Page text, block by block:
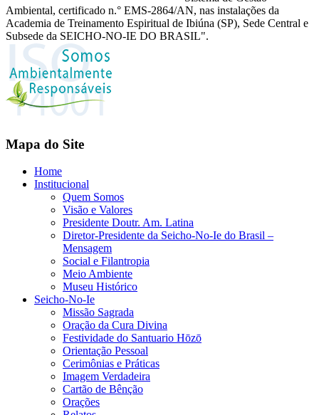
Ambiental, certificado n.° EMS-2864/AN, nas instalações da
Academia de Treinamento Espiritual de Ibiúna (SP), Sede Central e
Subsede da SEICHO-NO-IE DO BRASIL".
Mapa do Site
Home
Institucional
Quem Somos
Visão e Valores
Presidente Doutr. Am. Latina
Diretor-Presidente da Seicho-No-Ie do Brasil –
Mensagem
Social e Filantropia
Meio Ambiente
Museu Histórico
Seicho-No-Ie
Missão Sagrada
Oração da Cura Divina
Festividade do Santuario Hōzō
Orientação Pessoal
Cerimônias e Práticas
Imagem Verdadeira
Cartão de Bênção
Orações